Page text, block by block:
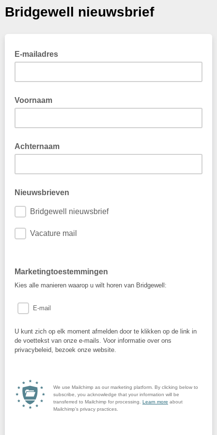
Bridgewell nieuwsbrief
E-mailadres
Voornaam
Achternaam
Nieuwsbrieven
Bridgewell nieuwsbrief
Vacature mail
Marketingtoestemmingen
Kies alle manieren waarop u wilt horen van Bridgewell:
E-mail
U kunt zich op elk moment afmelden door te klikken op de link in
de voettekst van onze e-mails. Voor informatie over ons
privacybeleid, bezoek onze website.
We use Mailchimp as our marketing platform. By clicking below to
subscribe, you acknowledge that your information will be
transferred to Mailchimp for processing. Learn more about
Mailchimp's privacy practices.